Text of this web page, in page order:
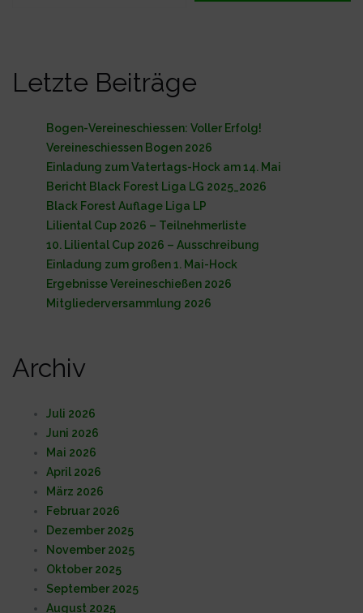
Letzte Beiträge
Bogen-Vereineschiessen: Voller Erfolg!
Vereineschiessen Bogen 2026
Einladung zum Vatertags-Hock am 14. Mai
Bericht Black Forest Liga LG 2025_2026
Black Forest Auflage Liga LP
Liliental Cup 2026 – Teilnehmerliste
10. Liliental Cup 2026 – Ausschreibung
Einladung zum großen 1. Mai-Hock
Ergebnisse Vereineschießen 2026
Mitgliederversammlung 2026
Archiv
Juli 2026
Juni 2026
Mai 2026
April 2026
März 2026
Februar 2026
Dezember 2025
November 2025
Oktober 2025
September 2025
August 2025